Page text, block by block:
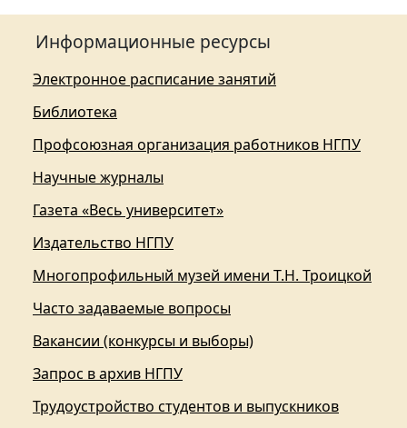
Информационные ресурсы
Электронное расписание занятий
Библиотека
Профсоюзная организация работников НГПУ
Научные журналы
Газета «Весь университет»
Издательство НГПУ
Многопрофильный музей имени Т.Н. Троицкой
Часто задаваемые вопросы
Вакансии (конкурсы и выборы)
Запрос в архив НГПУ
Трудоустройство студентов и выпускников